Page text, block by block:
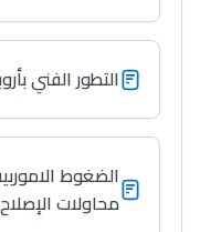
التطور الفني
الضغوط
محاولات الإصلاح